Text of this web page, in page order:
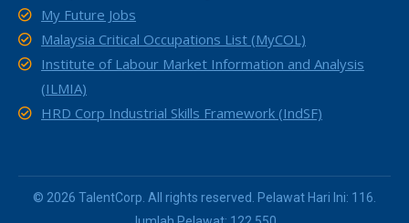
My Future Jobs
Malaysia Critical Occupations List (MyCOL)
Institute of Labour Market Information and Analysis
(ILMIA)
HRD Corp Industrial Skills Framework (IndSF)
© 2026 TalentCorp. All rights reserved. Pelawat Hari Ini: 116.